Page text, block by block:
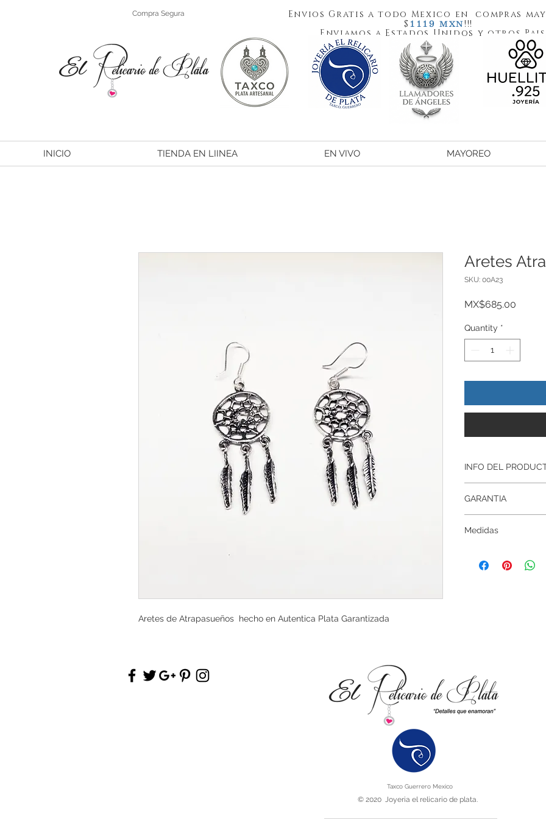
Compra Segura
Envios Gratis a todo Mexico en compras
$ 1119 MXN!!!
Enviamos a Estados Unidos y otros
INICIO TIENDA EN LIINEA EN VIVO MAYOREO
Aretes de Atrapasueños hecho en Autentica Plata Garantizada
Aretes
SKU: 00A23
MX$685.00
Quantity *
INFO DEL
ley.925
Todos nuestros
artesanalmente ,
GARANTIA
Respaldamos
Tenga en cuenta
leves debidas al
Medidas
5.0 cm de alto
Taxco Guerrero Mexico
© 2020 Joyeria el relicario de plata.